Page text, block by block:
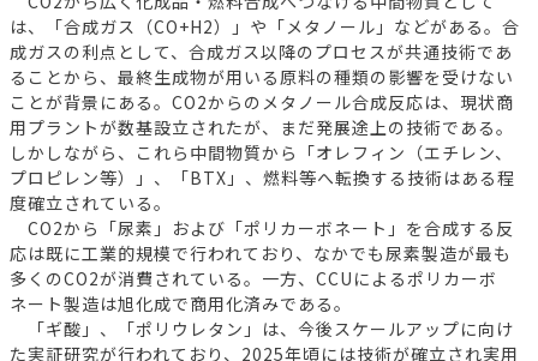
は、「合成ガス（CO+H2）」や「メタノール」などがある。合
成ガスの利点として、合成ガス以降のプロセスが共通技術であ
ることから、最終生成物が用いる原料の種類の影響を受けない
ことが背景にある。CO2からのメタノール合成反応は、現状商
用プラントが数基設立されたが、まだ発展途上の技術である。
しかしながら、これら中間物質から「オレフィン（エチレン、
プロピレン等）」、「BTX」、燃料等へ転換する技術はある程
度確立されている。
CO2から「尿素」および「ポリカーボネート」を合成する反
応は既に工業的規模で行われており、なかでも尿素製造が最も
多くのCO2が消費されている。一方、CCUによるポリカーボ
ネート製造は旭化成で商用化済みである。
「ギ酸」、「ポリウレタン」は、今後スケールアップに向け
た実証研究が行われており、2025年頃には技術が確立され実用